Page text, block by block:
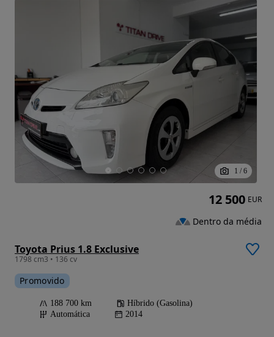
1 / 6
Toyota Prius 1.8 Exclusive
1798 cm3 • 136 cv
Promovido
188 700 km
Híbrido (Gasolina)
Automática
2014
12 500 EUR
Dentro da média